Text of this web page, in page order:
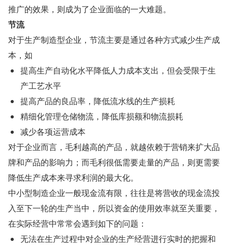
推广的效果，则成为了企业面临的一大难题。
节流
对于生产制造型企业，节流主要是通过各种方式减少生产成
本，如
提高生产自动化水平降低人力成本支出，但会受限于生
产工艺水平
提高产品的良品率，降低流水线的生产损耗
精细化管理仓储物流，降低库损额和物流损耗
减少各项运营成本
对于企业而言，毛利越高的产品，就越依赖于营销来扩大品
牌和产品的影响力；而毛利很低需要走量的产品，则更需要
降低生产成本来寻求利润的最大化。
中小型制造企业一般现金流有限，往往是将营收的现金流投
入至下一轮的生产当中，所以资金的使用效率就至关重要，
在实际经营中常常会遇到如下的问题：
无法在生产过程中对企业的生产经营进行实时的把握和